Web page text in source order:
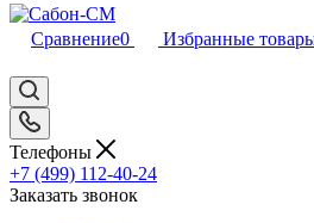
Сравнение0 Избранные
Телефоны
+7 (499) 112-40-24
Заказать звонок